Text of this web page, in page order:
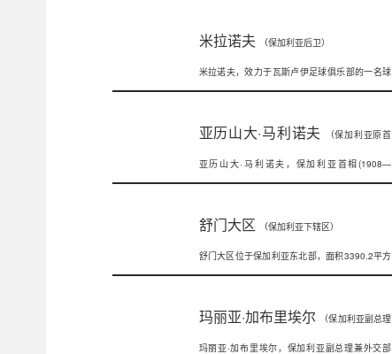
米拉诺夫 （保加利亚后卫）
米拉诺夫，效力于瓦斯卢伊足球俱乐部的一名球
亚历山大·马利诺夫 （保加利亚原首
相）
亚历山大·马利诺夫，保加利亚首相(1908—
舒门大区 （保加利亚下辖区）
舒门大区位于保加利亚东北部，面积3390.2平方
玛丽亚·加布里埃尔 （保加利亚副总理
玛丽亚·加布里埃尔，保加利亚副总理兼外交部